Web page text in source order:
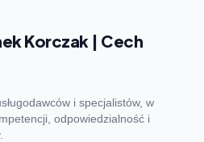
Korczak | Cech
i specjalistów, w
odpowiedzialność i